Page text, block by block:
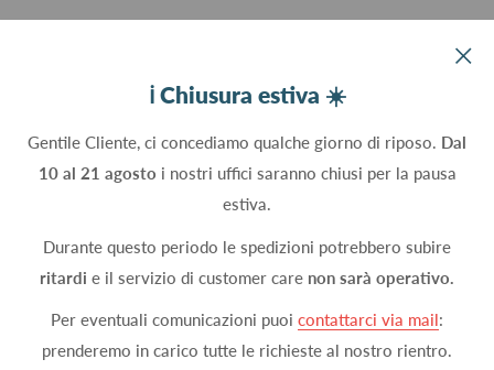
ℹ️ Chiusura estiva ☀️
Gentile Cliente, ci concediamo qualche giorno di riposo. Dal
10 al 21 agosto i nostri uffici saranno chiusi per la pausa
estiva.
Durante questo periodo le spedizioni potrebbero subire
ritardi e il servizio di customer care non sarà operativo.
Per eventuali comunicazioni puoi contattarci via mail:
prenderemo in carico tutte le richieste al nostro rientro.
C.Fisc. P.IVA 09934830960
Seguici
Accettiamo